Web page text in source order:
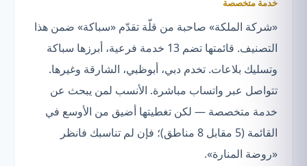
«شركة الملكة» صاحبة من قلّة تقدّم «سباكة» ضمن هذا
التصنيف. قائمتها تضم 13 خدمة فرعية، أبرزها سباكة
وتسليك بلاعات. تخدم دبي، أبوظبي، الشارقة وغيرها.
تتواصل عبر واتساب مباشرة. الأنسب لمن يبحث عن
خدمة متخصصة — لكن تغطيتها أضيق من الأوسع في
القائمة (5 مقابل 8 مناطق)؛ فإن لم تناسبك فانظر
«روضة المنارة».